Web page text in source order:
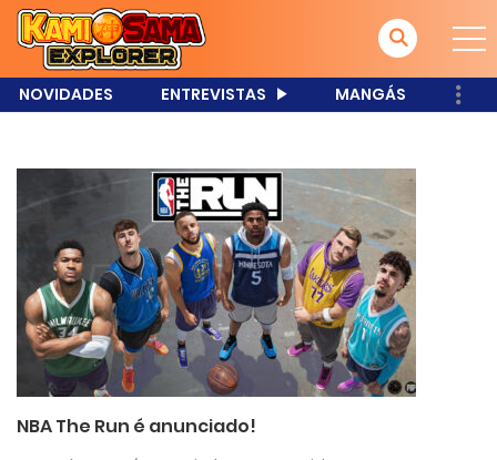
NOVIDADES ENTREVISTAS MANGÁS
NBA The Run é anunciado!